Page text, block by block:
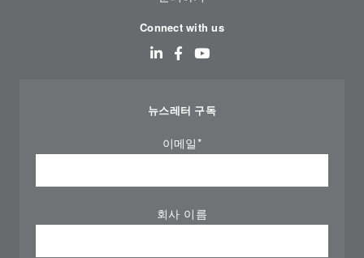
Connect with us
뉴스레터 구독
이메일*
회사 이름